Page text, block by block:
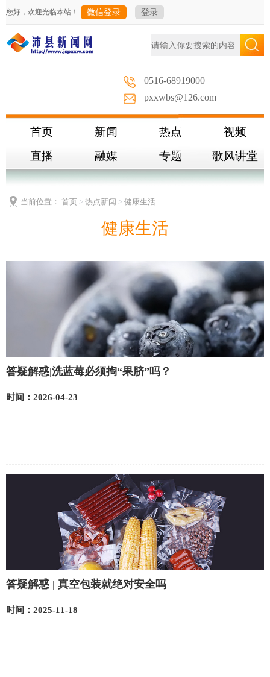
您好，欢迎光临本站！ 微信登录 登录
0516-68919000
pxxwbs@126.com
首页 新闻 热点
视频
直播
融媒 专题 歌风讲堂
当前位置： 首页 > 热点新闻 > 健康生活
健康生活
答疑解惑|洗蓝莓必须掏“果脐”吗？
时间：2026-04-23
答疑解惑 | 真空包装就绝对安全吗
时间：2025-11-18